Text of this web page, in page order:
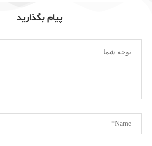
پیام بگذارید